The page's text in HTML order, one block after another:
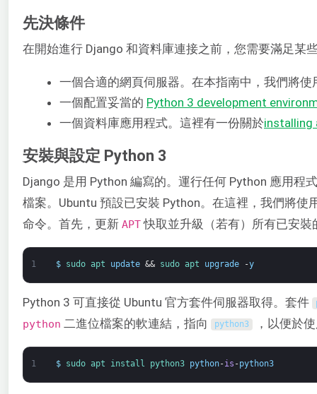
先決條件
在開始進行 Django 和資料庫連接之前，您需要滿足某
一個合適的網頁伺服器。在本指南中，我們將
一個配置妥當的 Python 3 development
一個資料庫應用程式。這裡有一份關於installing
安裝與設定 Python 3
Django 是用 Python 編寫的。運行任何 Python 應用程
檔案。Ubuntu 預設已安裝 Python。在這裡，我們將使
命令。首先，更新 APT快取並升級（若有）所有已安裝
1 $ sudo apt update && sudo apt upgrade -y
Python 3 可直接從 Ubuntu 官方套件伺服器取得。套件
python 二進位檔案的軟連結，指向 python3 ，以便於
1 $ sudo apt install python3 python-is -python3